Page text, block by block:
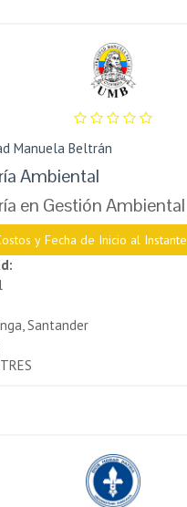
Manuela Beltrán
Ambiental
en Gestión Ambiental
y Fecha de Inicio al Instante
Santander